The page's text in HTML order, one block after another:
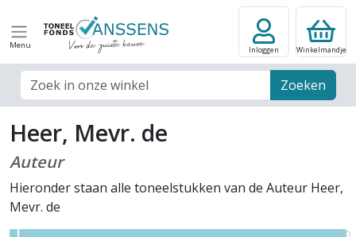
Menu
Zoek veld Zoeken
Inloggen Winkelmandje
Heer, Mevr. de
Auteur
Hieronder staan alle toneelstukken van de Auteur Heer,
Mevr. de